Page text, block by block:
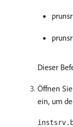
Dieser
Öffnen
ein, um